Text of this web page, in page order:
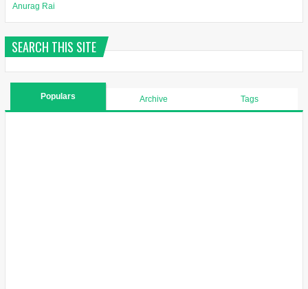
Anurag Rai
SEARCH THIS SITE
Populars Archive Tags